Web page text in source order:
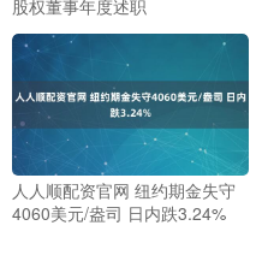
股权董事年度述职
人人顺配资官网 纽约期金失守
4060美元/盎司 日内跌3.24%